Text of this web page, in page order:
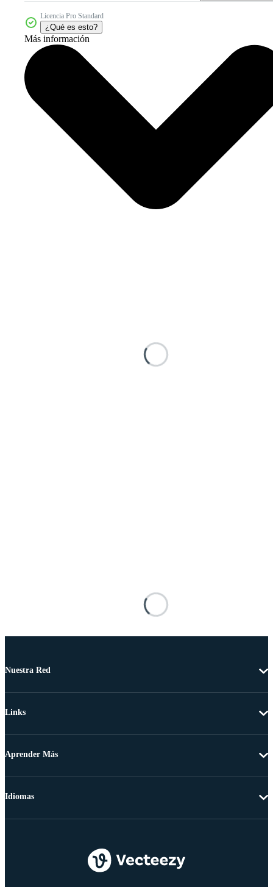
Licencia Pro Standard
¿Qué es esto?
Más información
Nuestra Red
Links
Aprender Más
Idiomas